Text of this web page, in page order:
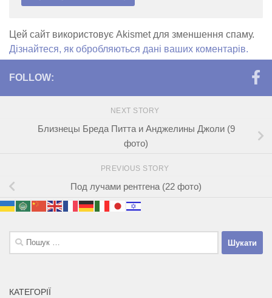
Цей сайт використовує Akismet для зменшення спаму.
Дізнайтеся, як обробляються дані ваших коментарів.
FOLLOW:
NEXT STORY
Близнецы Бреда Питта и Анджелины Джоли (9
фото)
PREVIOUS STORY
Под лучами рентгена (22 фото)
Пошук:
КАТЕГОРІЇ